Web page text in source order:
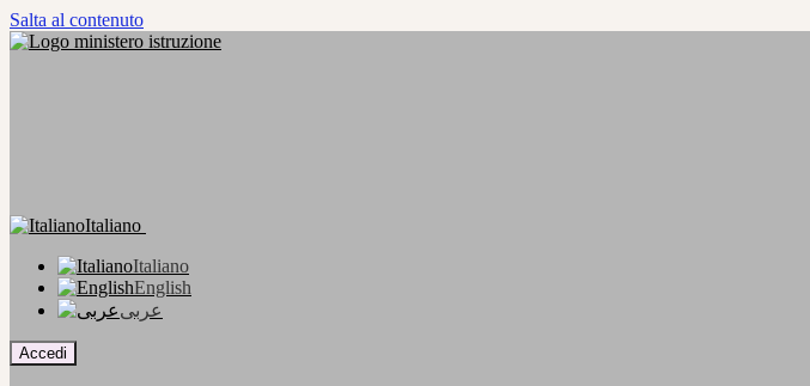
Salta al contenuto
Italiano
Italiano
English
عربى
Accedi